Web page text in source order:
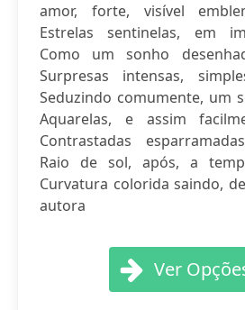
amor, forte, visível
Estrelas sentinelas, em
Como um sonho
Surpresas intensas,
Seduzindo comumente, um
Aquarelas, e assim
Contrastadas
Raio de sol, após, a
Curvatura colorida saindo,
autora
Ver